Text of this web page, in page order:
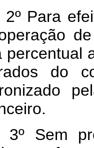
2º Para
percentual
do
3º Sem